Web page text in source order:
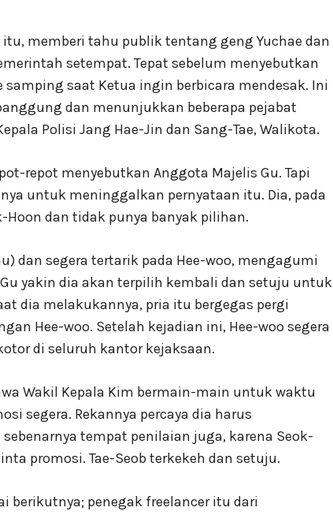
memberi tahu publik tentang geng Yuchae dan
setempat. Tepat sebelum menyebutkan
saat Ketua ingin berbicara mendesak. Ini
dan menunjukkan beberapa pejabat
Polisi Jang Hae-Jin dan Sang-Tae, Walikota.
repot menyebutkan Anggota Majelis Gu. Tapi
untuk meninggalkan pernyataan itu. Dia, pada
dan tidak punya banyak pilihan.
dan segera tertarik pada Hee-woo, mengagumi
yakin dia akan terpilih kembali dan setuju untuk
dia melakukannya, pria itu bergegas pergi
Hee-woo. Setelah kejadian ini, Hee-woo segera
di seluruh kantor kejaksaan.
Wakil Kepala Kim bermain-main untuk waktu
segera. Rekannya percaya dia harus
tempat penilaian juga, karena Seok-
promosi. Tae-Seob terkekeh dan setuju.
berikutnya; penegak freelancer itu dari